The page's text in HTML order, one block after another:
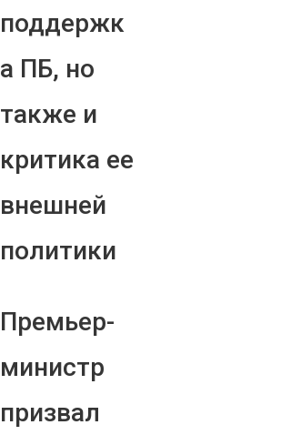
поддержк
а ПБ, но
также и
критика ее
внешней
политики
Премьер-
министр
призвал